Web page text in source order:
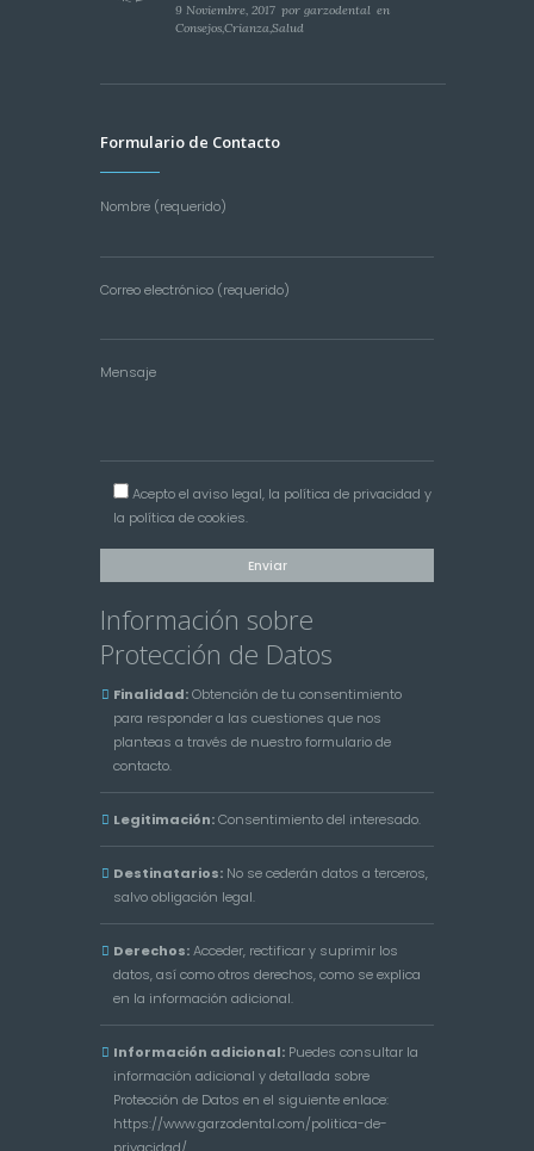
9 Noviembre, 2017 porgarzodental en
Consejos,Crianza,Salud
Formulario de Contacto
Nombre (requerido)
Correo electrónico (requerido)
Mensaje
Acepto elaviso legal, la política de privacidad y
la política de cookies.
Información sobre
Protección de Datos
Finalidad:Obtención de tu consentimiento
para responder a las cuestiones que nos
planteas a través de nuestro formulario de
contacto.
Legitimación:Consentimiento del interesado.
Destinatarios: No se cederán datos a terceros,
salvo obligación legal.
Derechos:Acceder, rectificar y suprimir los
datos, así como otros derechos, como se explica
en la información adicional.
Información adicional: Puedes consultar la
información adicional y detallada sobre
Protección de Datos en el siguiente enlace:
https://www.garzodental.com/politica-de-
privacidad/